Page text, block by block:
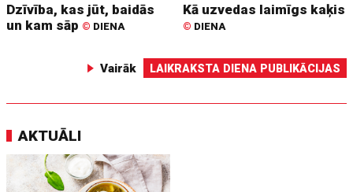
Dzīvība, kas jūt, baidās
un kam sāp © DIENA
Kā uzvedas laimīgs kaķis
© DIENA
Vairāk LAIKRAKSTA DIENA PUBLIKĀCIJAS
AKTUĀLI